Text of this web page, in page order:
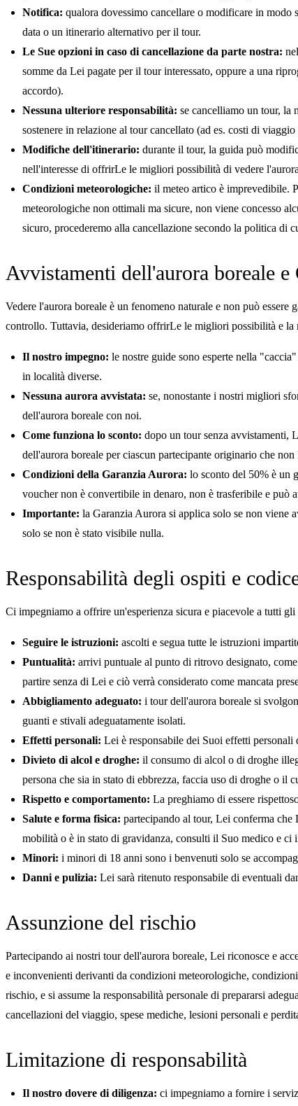
Notifica: qualora dovessimo cancellare o modificare in
data o un itinerario alternativo per il tour.
Le Sue opzioni in caso di cancellazione da parte nostra:
somme da Lei pagate per il tour interessato, oppure a una
accordo).
Nessuna ulteriore responsabilità: se cancelliamo un tour, la
sostenere in relazione al tour cancellato (ad es. costi di
Modifiche dell'itinerario: durante il tour, la guida può
nell'interesse di offrirLe le migliori possibilità di vedere
Condizioni meteorologiche: il meteo artico è imprevedibile.
meteorologiche non ottimali ma sicure, non viene concesso
sicuro, procederemo alla cancellazione secondo la politica di
Avvistamenti dell'aurora boreale e
Vedere l'aurora boreale è un fenomeno naturale e non può
controllo. Tuttavia, desideriamo offrirLe le migliori possibilità e la
Il nostro impegno: le nostre guide sono esperte nella
in località diverse.
Nessuna aurora avvistata: se, nonostante i nostri migliori
dell'aurora boreale con noi.
Come funziona lo sconto: dopo un tour senza avvistamenti,
dell'aurora boreale per ciascun partecipante originario che
Condizioni della Garanzia Aurora: lo sconto del 50% è un
voucher non è convertibile in denaro, non è trasferibile e può
Importante: la Garanzia Aurora si applica solo se non viene
solo se non è stato visibile nulla.
Responsabilità degli ospiti e
Ci impegniamo a offrire un'esperienza sicura e piacevole a tutti
Seguire le istruzioni: ascolti e segua tutte le istruzioni
Puntualità: arrivi puntuale al punto di ritrovo designato,
partire senza di Lei e ciò verrà considerato come mancata
Abbigliamento adeguato: i tour dell'aurora boreale si
guanti e stivali adeguatamente isolati.
Effetti personali: Lei è responsabile dei Suoi effetti
Divieto di alcol e droghe: il consumo di alcol o di droghe
persona che sia in stato di ebbrezza, faccia uso di droghe o il
Rispetto e comportamento: La preghiamo di essere
Salute e forma fisica: partecipando al tour, Lei conferma
mobilità o è in stato di gravidanza, consulti il Suo medico e ci
Minori: i minori di 18 anni sono i benvenuti solo se
Danni e pulizia: Lei sarà ritenuto responsabile di eventuali
Assunzione del rischio
Partecipando ai nostri tour dell'aurora boreale, Lei riconosce e
e inconvenienti derivanti da condizioni meteorologiche,
rischio, e si assume la responsabilità personale di prepararsi
cancellazioni del viaggio, spese mediche, lesioni personali e
Limitazione di responsabilità
Il nostro dovere di diligenza: ci impegniamo a fornire i